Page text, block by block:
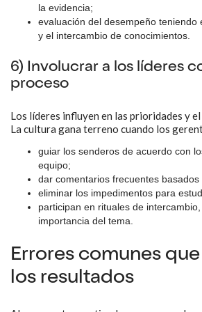
la evidencia;
evaluación del desempeño teniendo
y el intercambio de conocimientos.
6) Involucrar a los líderes
proceso
Los líderes influyen en las prioridades y
La cultura gana terreno cuando los
guiar los senderos de acuerdo con
equipo;
dar comentarios frecuentes basados
eliminar los impedimentos para
participan en rituales de
importancia del tema.
Errores comunes
los resultados